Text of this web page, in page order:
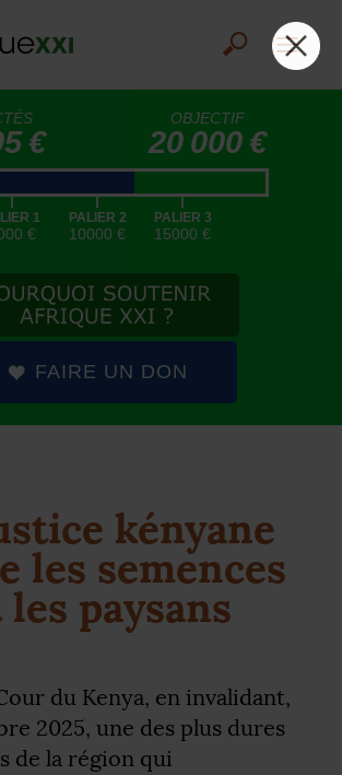
€
OBJECTIF
20 000 €
|
1
€
|
PALIER 2
10000 €
|
PALIER 3
15000 €
FAIRE UN DON
kényane
les semences
les paysans
du Kenya, en invalidant,
2025, une des plus dures
de la région qui